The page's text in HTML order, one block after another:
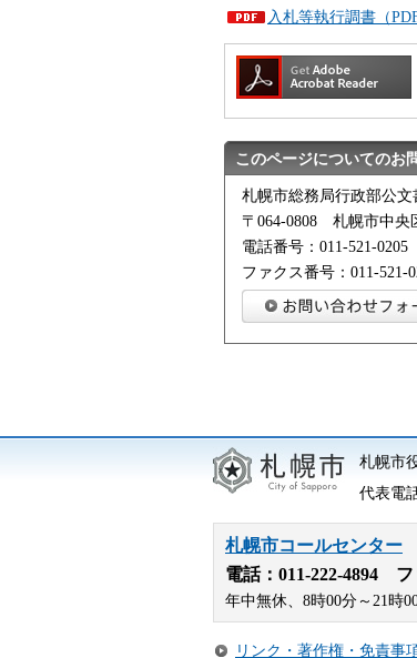
入札等執行調書（
このページについてのお
札幌市総務局行政部公文
〒064-0808 札幌市中央
電話番号：011-521-0205
ファクス番号：011-521-
札幌市
代表電
札幌市コールセンター
電話： 011-222-4894 フ
年中無休、8時00分～21時
リンク・著作権・免責事